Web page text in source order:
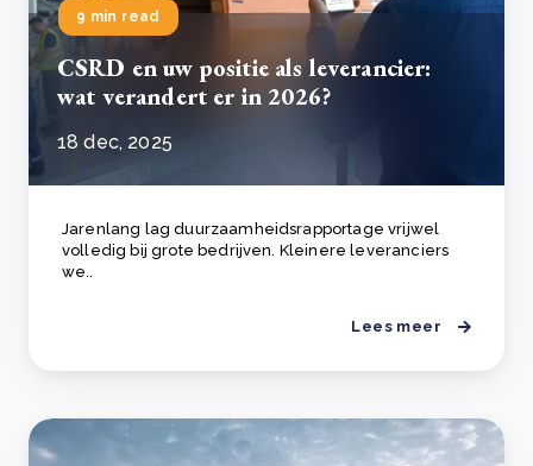
9 min read
CSRD en uw positie als leverancier:
wat verandert er in 2026?
18 dec, 2025
Jarenlang lag duurzaamheidsrapportage vrijwel
volledig bij grote bedrijven. Kleinere leveranciers
we..
Lees meer